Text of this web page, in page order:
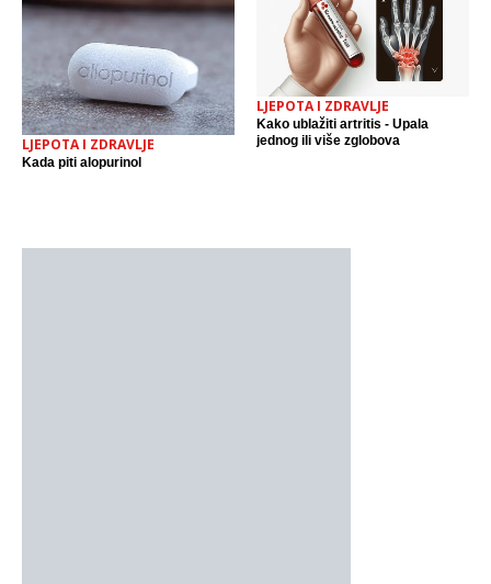
LJEPOTA I ZDRAVLJE
Kada piti alopurinol
LJEPOTA I ZDRAVLJE
Kako ublažiti artritis - Upala
jednog ili više zglobova